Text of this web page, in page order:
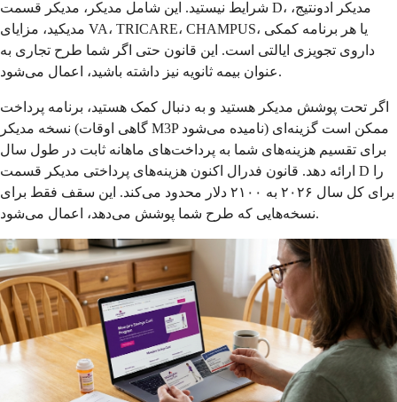
شرایط نیستید. این شامل مدیکر، مدیکر قسمت D، مدیکر ادونتیج،
مدیکید، مزایای VA، TRICARE، CHAMPUS، یا هر برنامه کمکی
داروی تجویزی ایالتی است. این قانون حتی اگر شما طرح تجاری به
عنوان بیمه ثانویه نیز داشته باشید، اعمال می‌شود.
اگر تحت پوشش مدیکر هستید و به دنبال کمک هستید، برنامه پرداخت
نسخه مدیکر (گاهی اوقات M3P نامیده می‌شود) ممکن است گزینه‌ای
برای تقسیم هزینه‌های شما به پرداخت‌های ماهانه ثابت در طول سال
ارائه دهد. قانون فدرال اکنون هزینه‌های پرداختی مدیکر قسمت D را
برای کل سال ۲۰۲۶ به ۲۱۰۰ دلار محدود می‌کند. این سقف فقط برای
نسخه‌هایی که طرح شما پوشش می‌دهد، اعمال می‌شود.